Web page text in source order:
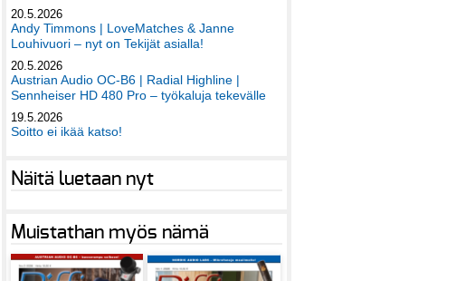
20.5.2026
Andy Timmons | LoveMatches & Janne
Louhivuori – nyt on Tekijät asialla!
20.5.2026
Austrian Audio OC-B6 | Radial Highline |
Sennheiser HD 480 Pro – työkaluja tekevälle
19.5.2026
Soitto ei ikää katso!
Näitä luetaan nyt
Muistathan myös nämä